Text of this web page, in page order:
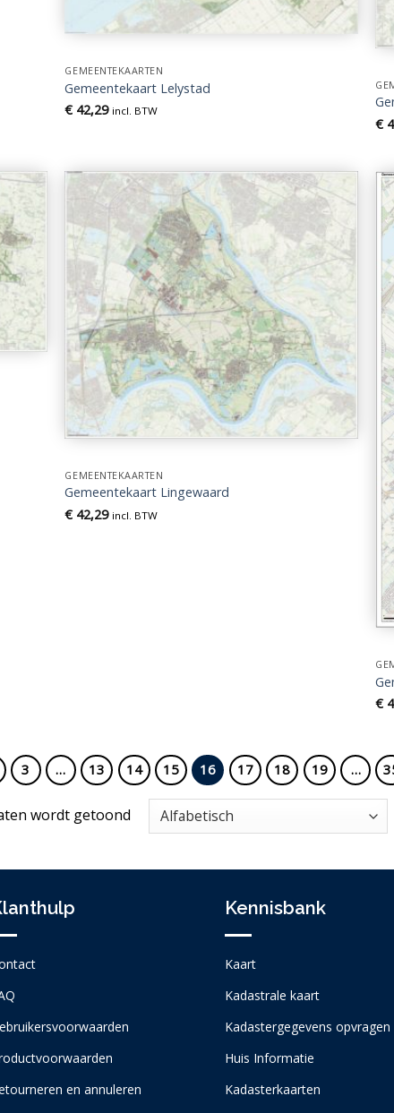
GEMEENTEKAARTEN
Gemeentekaart Lelystad
€42,29 incl. BTW
€
GEMEENTEKAARTEN
Gemeentekaart Lingewaard
€42,29 incl. BTW
€
3 … 13 14 15 16 17 18 19 …
wordt getoond
en annuleren
Kennisbank
Kaart
Kadastrale kaart
Kadastergegevens opvragen
Huis Informatie
Kadasterkaarten